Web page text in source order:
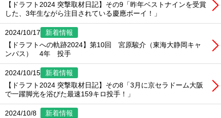
【ドラフト2024 突撃取材日記】その9「昨年ベストナインを受賞
した、3年生ながら注目されている慶應ボーイ！」
2024/10/17
新着情報
【ドラフトへの軌跡2024】第10回 宮原駿介（東海大静岡キャ
ンパス） 4年 投手
2024/10/15
新着情報
【ドラフト2024 突撃取材日記】その8「3月に京セラドーム大阪
で一躍脚光を浴びた最速159キロ投手！」
2024/10/8
新着情報